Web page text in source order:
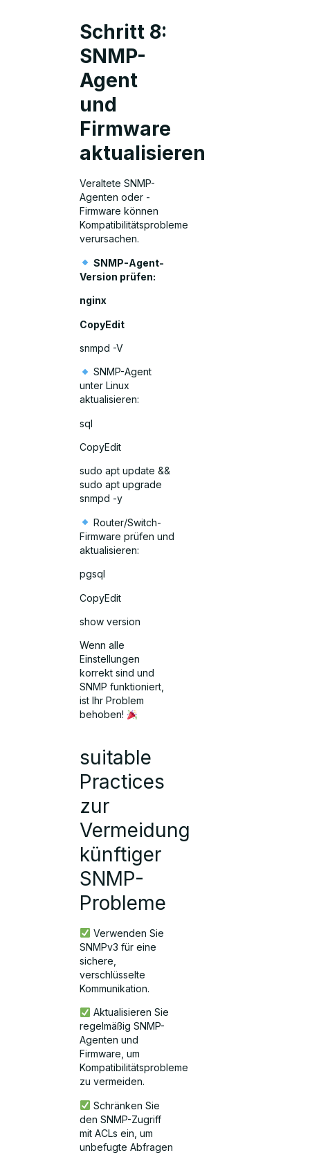
Schritt 8:
SNMP-
Agent
und
Firmware
aktualisieren
Veraltete SNMP-
Agenten oder -
Firmware können
Kompatibilitätsprobleme
verursachen.
SNMP-Agent-
Version prüfen:
nginx
CopyEdit
snmpd -V
SNMP-Agent
unter Linux
aktualisieren:
sql
CopyEdit
sudo apt update &&
sudo apt upgrade
snmpd -y
Router/Switch-
Firmware prüfen und
aktualisieren:
pgsql
CopyEdit
show version
Wenn alle
Einstellungen
korrekt sind und
SNMP funktioniert,
ist Ihr Problem
behoben!
suitable
Practices
zur
Vermeidung
künftiger
SNMP-
Probleme
Verwenden Sie
SNMPv3 für eine
sichere,
verschlüsselte
Kommunikation.
Aktualisieren Sie
regelmäßig SNMP-
Agenten und
Firmware, um
Kompatibilitätsprobleme
zu vermeiden.
Schränken Sie
den SNMP-Zugriff
mit ACLs ein, um
unbefugte Abfragen